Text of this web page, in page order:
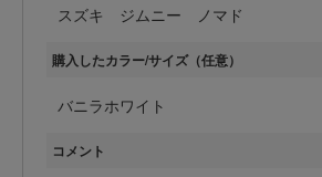
スズキ ジムニー ノマド
購入したカラー/サイズ（任意）
バニラホワイト
コメント